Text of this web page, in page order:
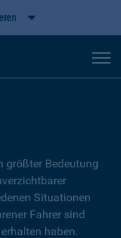
größter Bedeutung
Situationen
Fahrer sind
haben.